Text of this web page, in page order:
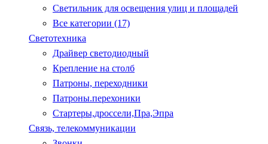
Светильник для освещения улиц и площадей
Все категории (17)
Светотехника
Драйвер светодиодный
Крепление на столб
Патроны, переходники
Патроны.перехоники
Стартеры,дроссели,Пра,Эпра
Связь, телекоммуникации